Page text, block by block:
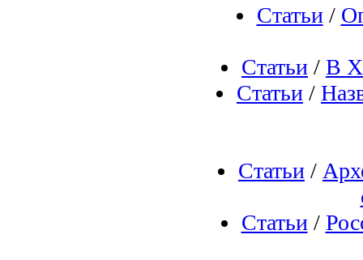
Статьи/
Статьи / В
Статьи /
Статьи /
Статьи/